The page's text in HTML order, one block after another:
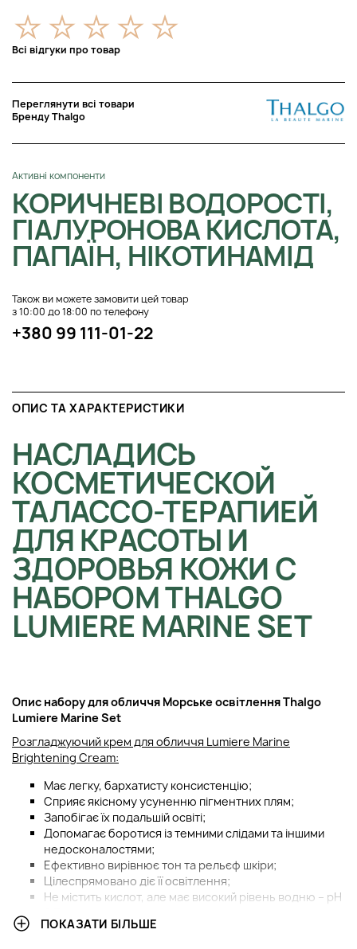
Всі відгуки про товар
Переглянути всі товари
Бренду Thalgo
Активні компоненти
КОРИЧНЕВІ ВОДОРОСТІ,
ГІАЛУРОНОВА КИСЛОТА,
ПАПАЇН, НІКОТИНАМІД
Також ви можете замовити цей товар
з 10:00 до 18:00 по телефону
+380 99 111-01-22
ОПИС ТА ХАРАКТЕРИСТИКИ
НАСЛАДИСЬ
КОСМЕТИЧЕСКОЙ
ТАЛАССО-ТЕРАПИЕЙ
ДЛЯ КРАСОТЫ И
ЗДОРОВЬЯ КОЖИ С
НАБОРОМ THALGO
LUMIERE MARINE SET
Опис набору для обличчя Морське освітлення Thalgo
Lumiere Marine Set
Розгладжуючий крем для обличчя Lumiere Marine
Brightening Cream:
Має легку, бархатисту консистенцію;
Сприяє якісному усуненню пігментних плям;
Запобігає їх подальшій освіті;
Допомагає боротися із темними слідами та іншими
недосконалостями;
Ефективно вирівнює тон та рельєф шкіри;
Цілеспрямовано діє її освітлення;
Не містить кислот, але має високий рівень водню – рН
Збагачений ультрафільтратом клітин коричневих
ПОКАЗАТИ БІЛЬШЕ